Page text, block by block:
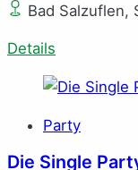
Bad Salzuflen,
Details
Party
Die Single